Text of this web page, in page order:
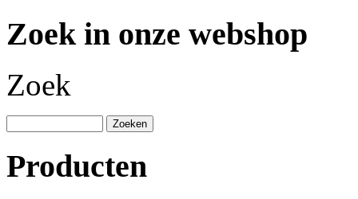
Zoek in onze webshop
Zoek
Producten